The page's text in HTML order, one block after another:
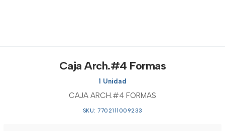
Caja Arch.#4 Formas
1 Unidad
CAJA ARCH.#4 FORMAS
SKU: 7702111009233